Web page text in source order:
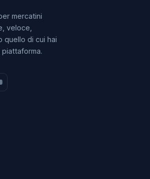
mercatini
veloce,
quello di cui hai